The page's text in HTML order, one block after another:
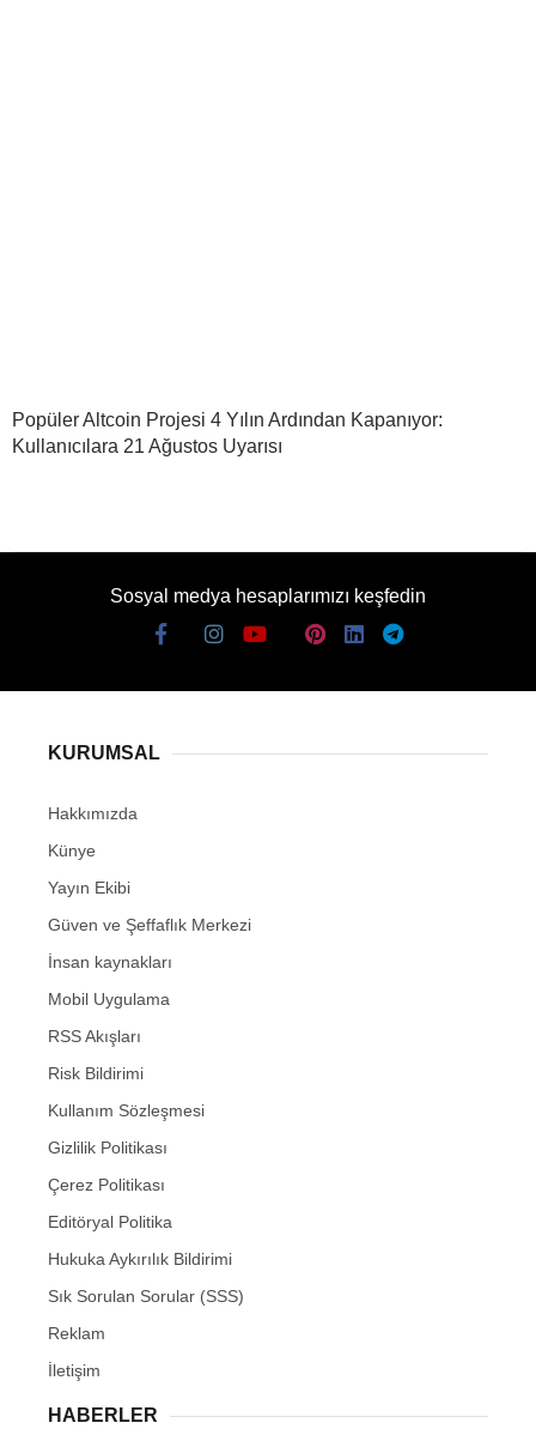
Popüler Altcoin Projesi 4 Yılın Ardından Kapanıyor:
Kullanıcılara 21 Ağustos Uyarısı
Sosyal medya hesaplarımızı keşfedin
KURUMSAL
Hakkımızda
Künye
Yayın Ekibi
Güven ve Şeffaflık Merkezi
İnsan kaynakları
Mobil Uygulama
RSS Akışları
Risk Bildirimi
Kullanım Sözleşmesi
Gizlilik Politikası
Çerez Politikası
Editöryal Politika
Hukuka Aykırılık Bildirimi
Sık Sorulan Sorular (SSS)
Reklam
İletişim
HABERLER